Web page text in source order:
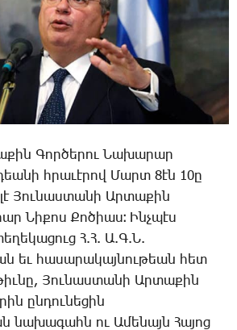
Գործերու Նախարար
հրաւէրով Մարտ 8էն 10ը
Յունաստանի Արտաքին
Նիքոս Քոծիաս։ Ինչպէս
Հ.Հ. Ա.Գ.Ն.
եւ հասարակայնութեան հետ
Յունաստանի Արտաքին
ընդունեցին
նախագահն ու Ամենայն Հայոց